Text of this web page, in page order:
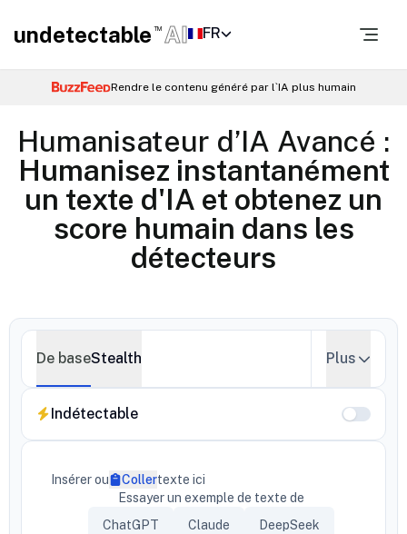
undetectable TM AI FR
Rendre le contenu généré par l`IA plus humain
Humanisateur d’IA Avancé :
Humanisez instantanément
un texte d'IA et obtenez un
score humain dans les
détecteurs
De baseStealth Plus
Indétectable
Insérer ou Collertexte ici
Essayer un exemple de texte de
ChatGPT
Claude DeepSeek